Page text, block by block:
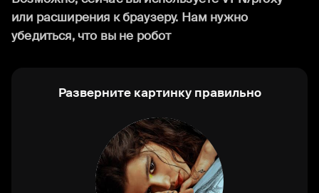
или расширения к браузеру. Нам нужно
убедиться, что вы не робот
Разверните картинку правильно